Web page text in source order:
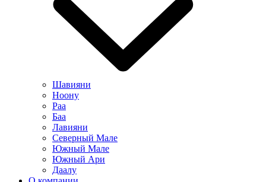
Шавияни
Ноону
Раа
Баа
Лавияни
Северный Мале
Южный Мале
Южный Ари
Даалу